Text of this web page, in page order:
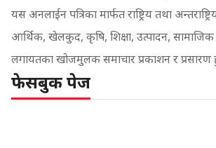
यस अनलाईन पत्रिका मार्फत राष्ट्रिय तथा
आर्थिक, खेलकुद, कृषि, शिक्षा, उत्पादन, सामाजिक र
लगायतका खोजमुलक समाचार प्रकाशन र प्रसारण
फेसबुक पेज